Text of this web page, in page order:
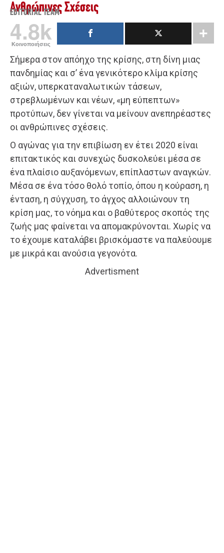
Ανθρώπινες Σχέσεις
EDITORIAL TEAM
4.8k
Κοινοποιήσεις
Σήμερα στον απόηχο της κρίσης, στη δίνη μιας
πανδημίας και σ’ ένα γενικότερο κλίμα κρίσης
αξιών, υπερκαταναλωτικών τάσεων,
στρεβλωμένων και νέων, «μη εύπεπτων»
προτύπων, δεν γίνεται να μείνουν ανεπηρέαστες
οι ανθρώπινες σχέσεις.
Ο αγώνας για την επιβίωση εν έτει 2020 είναι
επιτακτικός και συνεχώς δυσκολεύει μέσα σε
ένα πλαίσιο αυξανόμενων, επίπλαστων αναγκών.
Μέσα σε ένα τόσο θολό τοπίο, όπου η κούραση, η
ένταση, η σύγχυση, το άγχος αλλοιώνουν τη
κρίση μας, το νόημα και ο βαθύτερος σκοπός της
ζωής μας φαίνεται να απομακρύνονται. Χωρίς να
το έχουμε καταλάβει βρισκόμαστε να παλεύουμε
με μικρά και ανούσια γεγονότα.
Advertisment